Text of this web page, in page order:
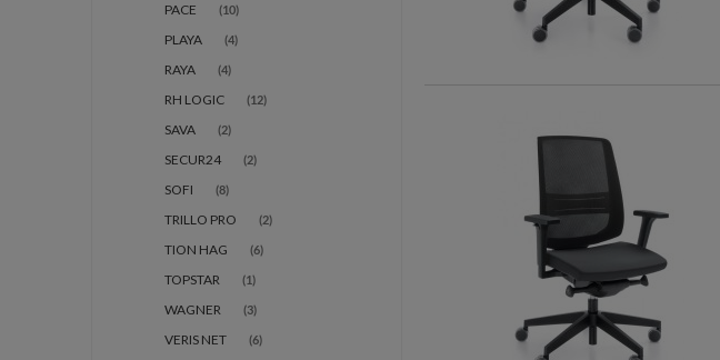
PACE (10)
PLAYA (4)
RAYA (4)
RH LOGIC (12)
SAVA (2)
SECUR24 (2)
SOFI (8)
TRILLO PRO (2)
TION HAG (6)
TOPSTAR (1)
WAGNER (3)
VERIS NET (6)